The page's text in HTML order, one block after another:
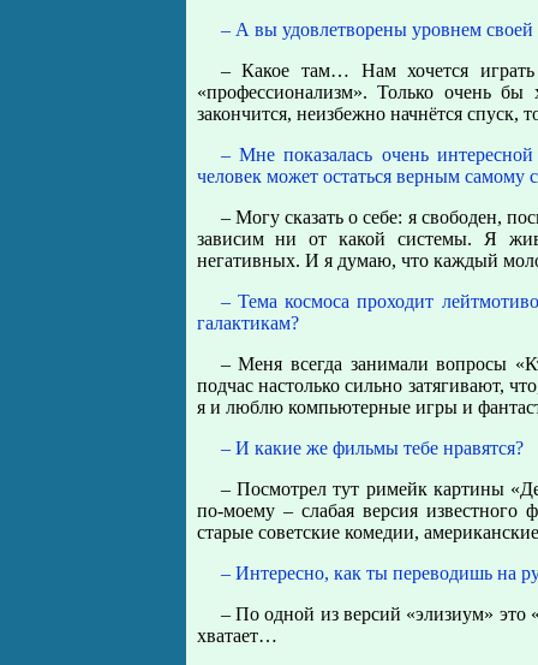
– А вы удовлетворены уровнем своей
– Какое там… Нам хочется
«профессионализм». Только очень бы
закончится, неизбежно начнётся спуск,
– Мне показалась очень
человек может остаться верным самому
– Могу сказать о себе: я свободен,
зависим ни от какой системы. Я
негативных. И я думаю, что каждый
– Тема космоса проходит
галактикам?
– Меня всегда занимали вопросы
подчас настолько сильно затягивают,
я и люблю компьютерные игры и
– И какие же фильмы тебе нравятся?
– Посмотрел тут римейк картины
по-моему – слабая версия
старые советские комедии,
– Интересно, как ты переводишь на
– По одной из версий «элизиум» это
хватает…